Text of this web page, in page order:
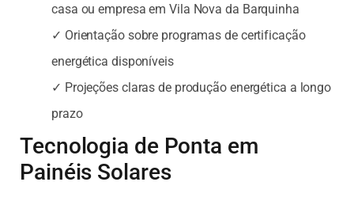
casa ou empresa em Vila Nova da Barquinha
✓ Orientação sobre programas de certificação
energética disponíveis
✓ Projeções claras de produção energética a longo
prazo
Tecnologia de Ponta em
Painéis Solares